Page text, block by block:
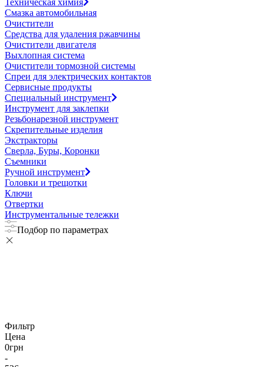
Смазка автомобильная
Очистители
Средства для удаления ржавчины
Очистители двигателя
Выхлопная система
Очистители тормозной системы
Спреи для электрических контактов
Сервисные продукты
Специальный инструмент
Инструмент для заклепки
Резьбонарезной инструмент
Скрепительные изделия
Экстракторы
Сверла, Буры, Коронки
Съемники
Ручной инструмент
Головки и трещотки
Ключи
Отвертки
Инструментальные тележки
Подбор по параметрах
Фильтр
Цена
0грн
-